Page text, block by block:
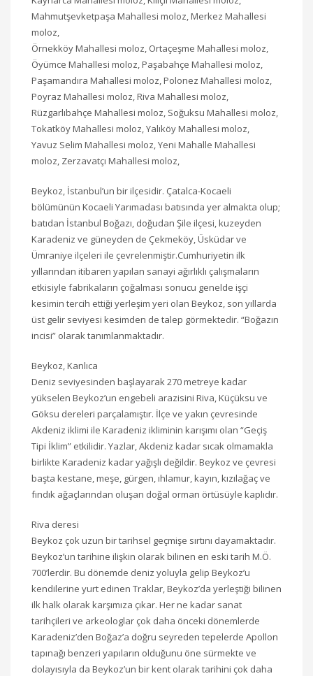
Mahmutşevketpaşa Mahallesi moloz, Merkez Mahallesi
moloz,
Örnekköy Mahallesi moloz, Ortaçeşme Mahallesi moloz,
Öyümce Mahallesi moloz, Paşabahçe Mahallesi moloz,
Paşamandıra Mahallesi moloz, Polonez Mahallesi moloz,
Poyraz Mahallesi moloz, Riva Mahallesi moloz,
Rüzgarlıbahçe Mahallesi moloz, Soğuksu Mahallesi moloz,
Tokatköy Mahallesi moloz, Yalıköy Mahallesi moloz,
Yavuz Selim Mahallesi moloz, Yeni Mahalle Mahallesi
moloz, Zerzavatçı Mahallesi moloz,
Beykoz, İstanbul’un bir ilçesidir. Çatalca-Kocaeli
bölümünün Kocaeli Yarımadası batısında yer almakta olup;
batıdan İstanbul Boğazı, doğudan Şile ilçesi, kuzeyden
Karadeniz ve güneyden de Çekmeköy, Üsküdar ve
Ümraniye ilçeleri ile çevrelenmiştir.Cumhuriyetin ilk
yıllarından itibaren yapılan sanayi ağırlıklı çalışmaların
etkisiyle fabrikaların çoğalması sonucu genelde işçi
kesimin tercih ettiği yerleşim yeri olan Beykoz, son yıllarda
üst gelir seviyesi kesimden de talep görmektedir. “Boğazın
incisi” olarak tanımlanmaktadır.
Beykoz, Kanlıca
Deniz seviyesinden başlayarak 270 metreye kadar
yükselen Beykoz’un engebeli arazisini Riva, Küçüksu ve
Göksu dereleri parçalamıştır. İlçe ve yakın çevresinde
Akdeniz iklimi ile Karadeniz ikliminin karışımı olan “Geçiş
Tipi İklim” etkilidir. Yazlar, Akdeniz kadar sıcak olmamakla
birlikte Karadeniz kadar yağışlı değildir. Beykoz ve çevresi
başta kestane, meşe, gürgen, ıhlamur, kayın, kızılağaç ve
fındık ağaçlarından oluşan doğal orman örtüsüyle kaplıdır.
Riva deresi
Beykoz çok uzun bir tarihsel geçmişe sırtını dayamaktadır.
Beykoz’un tarihine ilişkin olarak bilinen en eski tarih M.Ö.
700’lerdir. Bu dönemde deniz yoluyla gelip Beykoz’u
kendilerine yurt edinen Traklar, Beykoz’da yerleştiği bilinen
ilk halk olarak karşımıza çıkar. Her ne kadar sanat
tarihçileri ve arkeologlar çok daha önceki dönemlerde
Karadeniz’den Boğaz’a doğru seyreden tepelerde Apollon
tapınağı benzeri yapıların olduğunu öne sürmekte ve
dolayısıyla da Beykoz’un bir kent olarak tarihini çok daha